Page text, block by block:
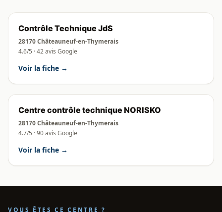
Contrôle Technique JdS
28170 Châteauneuf-en-Thymerais
4.6/5 · 42 avis Google
Voir la fiche →
Centre contrôle technique NORISKO
28170 Châteauneuf-en-Thymerais
4.7/5 · 90 avis Google
Voir la fiche →
VOUS ÊTES CE CENTRE ?